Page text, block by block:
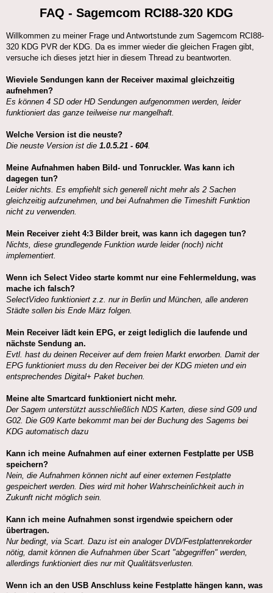
FAQ - Sagemcom RCI88-320 KDG
Willkommen zu meiner Frage und Antwortstunde zum Sagemcom RCI88-
320 KDG PVR der KDG. Da es immer wieder die gleichen Fragen gibt,
versuche ich dieses jetzt hier in diesem Thread zu beantworten.
Wieviele Sendungen kann der Receiver maximal gleichzeitig
aufnehmen?
Es können 4 SD oder HD Sendungen aufgenommen werden, leider
funktioniert das ganze teilweise nur mangelhaft.
Welche Version ist die neuste?
Die neuste Version ist die 1.0.5.21 - 604
Meine Aufnahmen haben Bild- und Tonruckler. Was kann ich
dagegen tun?
Leider nichts. Es empfiehlt sich generell nicht mehr als 2 Sachen
gleichzeitig aufzunehmen, und bei Aufnahmen die Timeshift Funktion
nicht zu verwenden.
Mein Receiver zieht 4:3 Bilder breit, was kann ich dagegen tun?
Nichts, diese grundlegende Funktion wurde leider (noch) nicht
implementiert.
Wenn ich Select Video starte kommt nur eine Fehlermeldung, was
mache ich falsch?
SelectVideo funktioniert z.z. nur in Berlin und München, alle anderen
Städte sollen bis Ende März folgen.
Mein Receiver lädt kein EPG, er zeigt lediglich die laufende und
nächste Sendung an.
Evtl. hast du deinen Receiver auf dem freien Markt erworben. Damit der
EPG funktioniert muss du den Receiver bei der KDG mieten und ein
entsprechendes Digital+ Paket buchen.
Meine alte Smartcard funktioniert nicht mehr.
Der Sagem unterstützt ausschließlich NDS Karten, diese sind G09 und
G02. Die G09 Karte bekommt man bei der Buchung des Sagems bei
KDG automatisch dazu
Kann ich meine Aufnahmen auf einer externen Festplatte per USB
speichern?
Nein, die Aufnahmen können nicht auf einer externen Festplatte
gespeichert werden. Dies wird mit hoher Wahrscheinlichkeit auch in
Zukunft nicht möglich sein.
Kann ich meine Aufnahmen sonst irgendwie speichern oder
übertragen.
Nur bedingt, via Scart. Dazu ist ein analoger DVD/Festplattenrekorder
nötig, damit können die Aufnahmen über Scart "abgegriffen" werden,
allerdings funktioniert dies nur mit Qualitätsverlusten.
Wenn ich an den USB Anschluss keine Festplatte hängen kann, was